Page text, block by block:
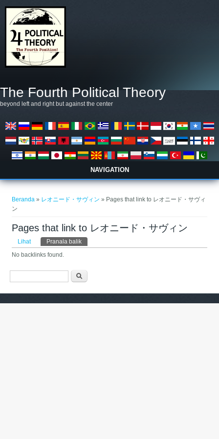
The Fourth Political Theory
beyond left and right but against the center
NAVIGATION
Beranda » レオニード・サヴィン» Pages that link to レオニード・サヴィ
ン
Pages that link to レオニード・サヴィン
Tab primer
Lihat Pranala balik
No backlinks found.
Form pencarian